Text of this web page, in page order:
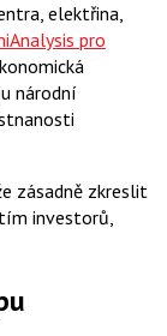
elektřina,
pro
národní
zásadně zkreslit
investorů,